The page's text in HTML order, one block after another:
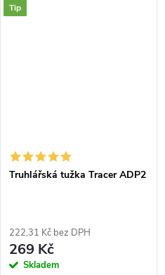
Tip
Truhlářská tužka Tracer ADP2
222,31 Kč bez DPH
269 Kč
Skladem